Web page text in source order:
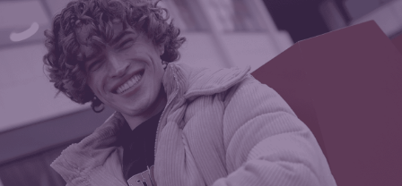
Videos
#differenttogether
Stadt Differdingen